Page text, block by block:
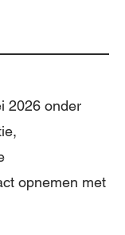
2026 onder
opnemen met